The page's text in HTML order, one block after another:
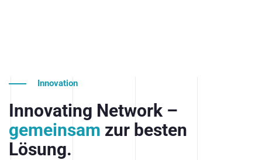
Innovation
Innovating Network –
gemeinsam zur besten
Lösung.